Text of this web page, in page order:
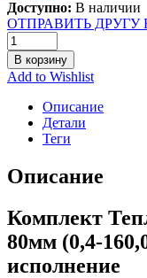
Доступно: В наличии
ОТПРАВИТЬ ДРУГУ
В корзину
Add to Wishlist
Описание
Детали
Теги
Описание
Комплект
80мм (0,4-
исполнение